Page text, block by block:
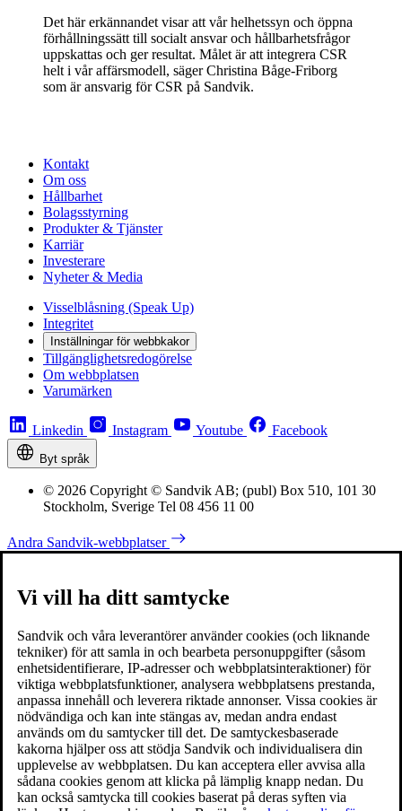
Det här erkännandet visar att vår helhetssyn och öppna
förhållningssätt till socialt ansvar och hållbarhetsfrågor
uppskattas och ger resultat. Målet är att integrera CSR
helt i vår affärsmodell, säger Christina Båge-Friborg
som är ansvarig för CSR på Sandvik.
Kontakt
Om oss
Hållbarhet
Bolagsstyrning
Produkter & Tjänster
Karriär
Investerare
Nyheter & Media
Visselblåsning (Speak Up)
Integritet
Inställningar för webbkakor
Tillgänglighetsredogörelse
Om webbplatsen
Varumärken
Linkedin Instagram Youtube Facebook
Byt språk
© 2026 Copyright © Sandvik AB; (publ) Box 510, 101 30
Stockholm, Sverige Tel 08 456 11 00
Andra Sandvik-webbplatser
Vi vill ha ditt samtycke
Sandvik och våra leverantörer använder cookies (och liknande
tekniker) för att samla in och bearbeta personuppgifter (såsom
enhetsidentifierare, IP-adresser och webbplatsinteraktioner) för
viktiga webbplatsfunktioner, analysera webbplatsens prestanda,
anpassa innehåll och leverera riktade annonser. Vissa cookies är
nödvändiga och kan inte stängas av, medan andra endast
används om du samtycker till det. De samtyckesbaserade
kakorna hjälper oss att stödja Sandvik och individualisera din
upplevelse av webbplatsen. Du kan acceptera eller avvisa alla
sådana cookies genom att klicka på lämplig knapp nedan. Du
kan också samtycka till cookies baserat på deras syften via